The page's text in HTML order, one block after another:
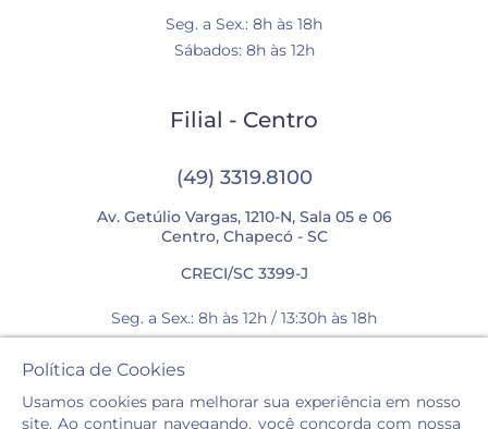
Seg. a Sex.: 8h às 18h
Sábados: 8h às 12h
Filial - Centro
(49) 3319.8100
Av. Getúlio Vargas, 1210-N, Sala 05 e 06
Centro, Chapecó - SC
CRECI/SC 3399-J
Seg. a Sex.: 8h às 12h / 13:30h às 18h
Sábados: 8h às 12h
Política de Cookies
Usamos cookies para melhorar sua experiência em nosso
site. Ao continuar navegando, você concorda com nossa